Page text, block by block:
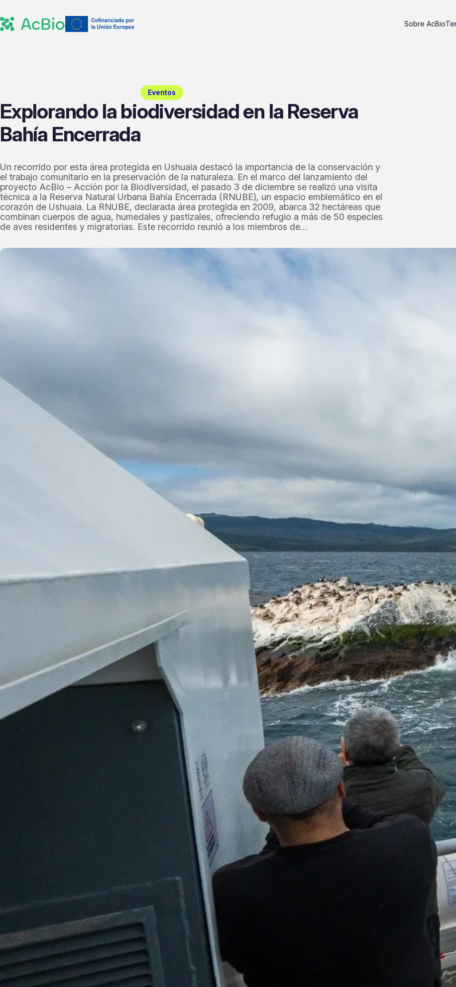
Sobre AcBio
Eventos
Explorando la biodiversidad en la Reserva
Bahía Encerrada
Un recorrido por esta área protegida en Ushuaia destacó la importancia de la conservación y
el trabajo comunitario en la preservación de la naturaleza. En el marco del lanzamiento del
proyecto AcBio – Acción por la Biodiversidad, el pasado 3 de diciembre se realizó una visita
técnica a la Reserva Natural Urbana Bahía Encerrada (RNUBE), un espacio emblemático en el
corazón de Ushuaia. La RNUBE, declarada área protegida en 2009, abarca 32 hectáreas que
combinan cuerpos de agua, humedales y pastizales, ofreciendo refugio a más de 50 especies
de aves residentes y migratorias. Este recorrido reunió a los miembros de…